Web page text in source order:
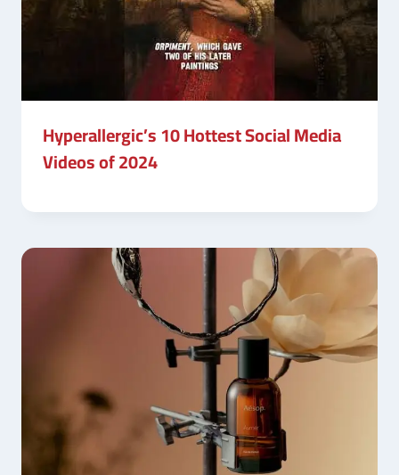
Hyperallergic’s 10 Hottest Social Media
Videos of 2024